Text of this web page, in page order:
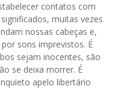
contatos com
muitas vezes
nossas cabeças e,
sons imprevistos. É
sejam inocentes, são
se deixa morrer. É
apelo libertário